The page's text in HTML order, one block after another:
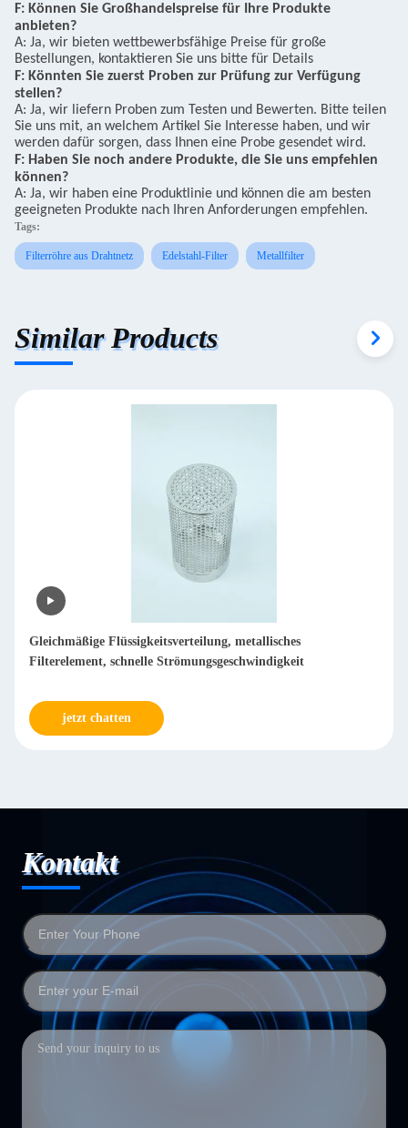
F: Können Sie Großhandelspreise für Ihre Produkte
anbieten?
A: Ja, wir bieten wettbewerbsfähige Preise für große
Bestellungen, kontaktieren Sie uns bitte für Details
F: Könnten Sie zuerst Proben zur Prüfung zur Verfügung
stellen?
A: Ja, wir liefern Proben zum Testen und Bewerten. Bitte teilen
Sie uns mit, an welchem Artikel Sie Interesse haben, und wir
werden dafür sorgen, dass Ihnen eine Probe gesendet wird.
F: Haben Sie noch andere Produkte, die Sie uns empfehlen
können?
A: Ja, wir haben eine Produktlinie und können die am besten
geeigneten Produkte nach Ihren Anforderungen empfehlen.
Tags:
Filterröhre aus Drahtnetz Edelstahl-Filter Metallfilter
Similar Products
Minimale Auswirkung auf die Flüssigkeitsreinheit.
Metallfilterelement, umweltfreundlich und recycelbar
jetzt chatten
Kontakt